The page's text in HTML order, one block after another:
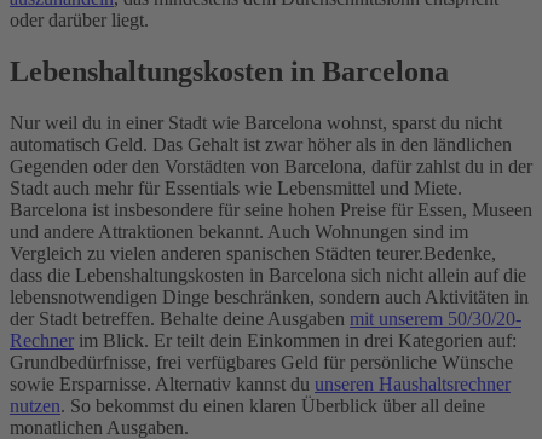
oder darüber liegt.
Lebenshaltungskosten in Barcelona
Nur weil du in einer Stadt wie Barcelona wohnst, sparst du nicht
automatisch Geld. Das Gehalt ist zwar höher als in den ländlichen
Gegenden oder den Vorstädten von Barcelona, dafür zahlst du in der
Stadt auch mehr für Essentials wie Lebensmittel und Miete.
Barcelona ist insbesondere für seine hohen Preise für Essen, Museen
und andere Attraktionen bekannt. Auch Wohnungen sind im
Vergleich zu vielen anderen spanischen Städten teurer.Bedenke,
dass die Lebenshaltungskosten in Barcelona sich nicht allein auf die
lebensnotwendigen Dinge beschränken, sondern auch Aktivitäten in
der Stadt betreffen. Behalte deine Ausgaben mit unserem 50/30/20-
Rechner im Blick. Er teilt dein Einkommen in drei Kategorien auf:
Grundbedürfnisse, frei verfügbares Geld für persönliche Wünsche
sowie Ersparnisse. Alternativ kannst du unseren Haushaltsrechner
nutzen. So bekommst du einen klaren Überblick über all deine
monatlichen Ausgaben.